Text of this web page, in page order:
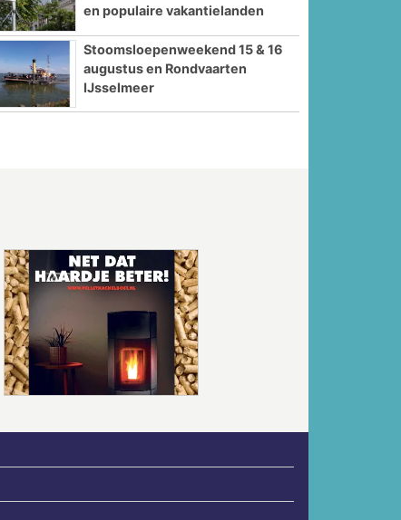
en populaire vakantielanden
Stoomsloepenweekend 15 & 16
augustus en Rondvaarten
IJsselmeer